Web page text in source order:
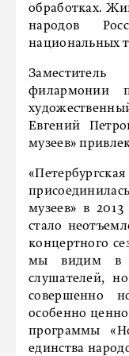
обработках.
народов
национальных
Заместитель
филармонии
Евгений
музеев»
музеев» в
стало
концертного
мы видим в
слушателей,
совершенно
особенно
программы
единства